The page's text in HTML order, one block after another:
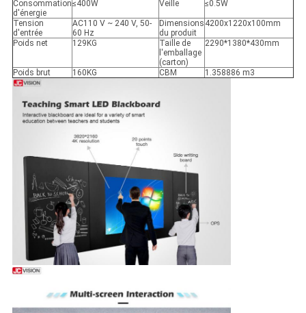
Consommation
d'énergie
≤400W Veille ≤0.5W
Tension
d'entrée
AC110 V ~ 240 V, 50-
60 Hz
Dimensions
du produit
4200x1220x100mm
Poids net 129KG
Taille de
l'emballage
(carton)
2290*1380*430mm
Poids brut 160KG CBM 1.358886 m3